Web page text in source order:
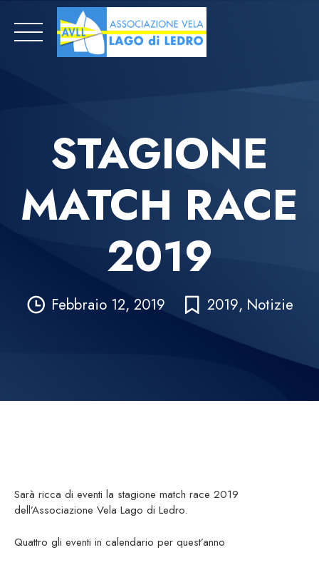
content
STAGIONE
MATCH RACE
2019
Febbraio 12, 2019 2019, Notizie
Sarà ricca di eventi la stagione match race 2019
dell’Associazione Vela Lago di Ledro.
Quattro gli eventi in calendario per quest’anno